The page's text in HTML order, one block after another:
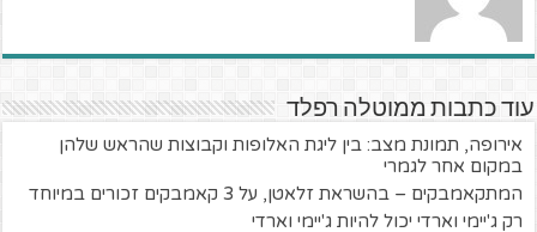
עוד כתבות ממוטלה רפלד
אירופה, תמונת מצב: בין ליגת האלופות וקבוצות שהראש שלהן
במקום אחר לגמרי
המתקאמבקים – בהשראת זלאטן, על 3 קאמבקים זכורים במיוחד
רק ג'יימי וארדי יכול להיות ג'יימי וארדי